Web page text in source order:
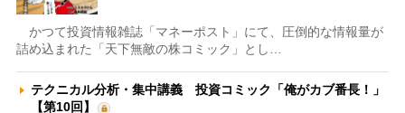
かつて投資情報雑誌「マネーポスト」にて、圧倒的な情報量が
詰め込まれた「天下無敵の株コミック」とし…
テクニカル分析・集中講義 投資コミック「俺がカブ番長！」
【第10回】